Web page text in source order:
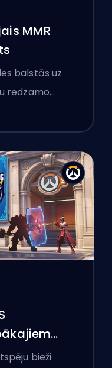
MMR
balstās uz
redzamo…
bieži